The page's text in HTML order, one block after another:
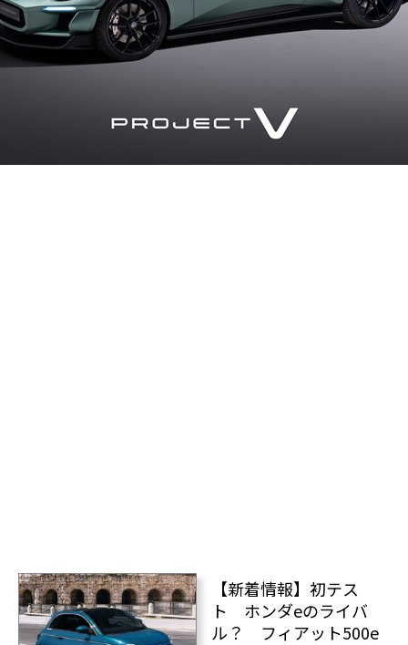
【新着情報】初テス
ト ホンダeのライバ
ル？ フィアット500e